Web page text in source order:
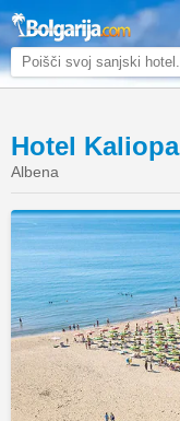
Hotel Kaliopa
Albena